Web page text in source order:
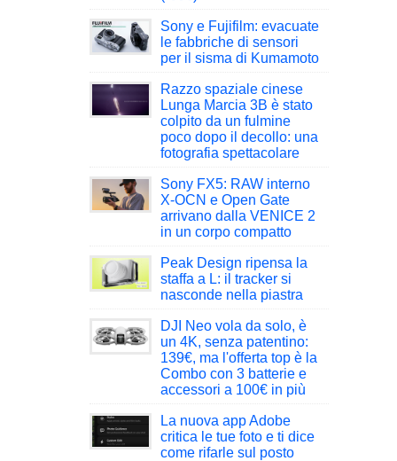
Sony e Fujifilm: evacuate
le fabbriche di sensori
per il sisma di Kumamoto
Razzo spaziale cinese
Lunga Marcia 3B è stato
colpito da un fulmine
poco dopo il decollo: una
fotografia spettacolare
Sony FX5: RAW interno
X-OCN e Open Gate
arrivano dalla VENICE 2
in un corpo compatto
Peak Design ripensa la
staffa a L: il tracker si
nasconde nella piastra
DJI Neo vola da solo, è
un 4K, senza patentino:
139€, ma l'offerta top è la
Combo con 3 batterie e
accessori a 100€ in più
La nuova app Adobe
critica le tue foto e ti dice
come rifarle sul posto